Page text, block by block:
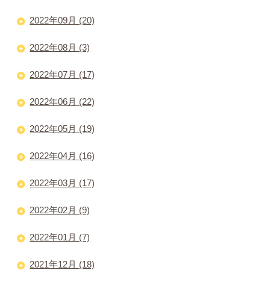
2022年09月 (20)
2022年08月 (3)
2022年07月 (17)
2022年06月 (22)
2022年05月 (19)
2022年04月 (16)
2022年03月 (17)
2022年02月 (9)
2022年01月 (7)
2021年12月 (18)